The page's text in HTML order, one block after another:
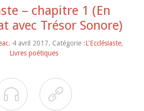
– chapitre 1 (En
avec Trésor Sonore)
. 4 avril 2017. Catégorie :L'Ecclésiaste,
Livres poétiques
 